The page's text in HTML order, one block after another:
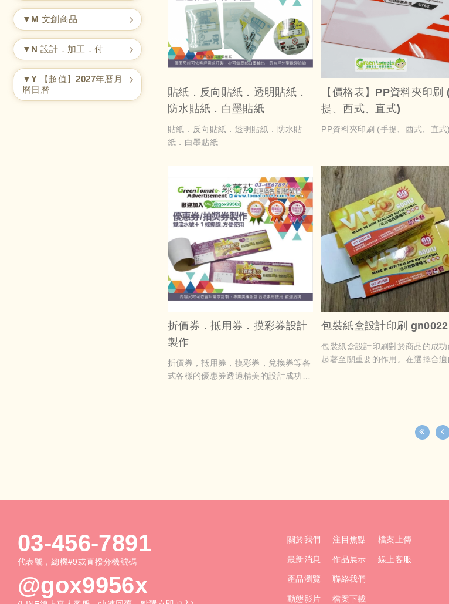
▼M 文創商品
▼N 設計．加工．付
▼Y 【超值】2027年曆月
曆日曆
貼紙．反向貼紙．透明貼紙．
防水貼紙．白墨貼紙
貼紙．反向貼紙．透明貼紙．防水貼
紙．白墨貼紙
【價格表】PP資料夾印刷
提、西式、直式)
PP資料夾印刷 (手提、西式、直式)
折價券．抵用券．摸彩券設計
製作
折價券，抵用券，摸彩券，兌換券等各
式各樣的優惠券透過精美的設計成功吸
包裝紙盒設計印刷 gn0022
包裝紙盒設計印刷對於商品的成功
起著至關重要的作用。在選擇合適
一個獨特且精美的印刷設計則能提
品的附加價值，增加消費者的印
03-456-7891
代表號，總機#9或直撥分機號碼
@gox9956x
關於我們
最新消息
產品瀏覽
動態影片
注目焦點
作品展示
聯絡我們
檔案下載
檔案上傳
線上客服